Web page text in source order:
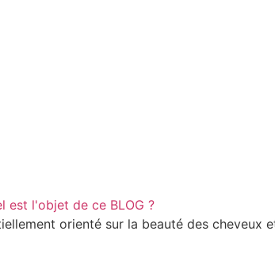
est l'objet de ce BLOG ?
orienté sur la beauté des cheveux